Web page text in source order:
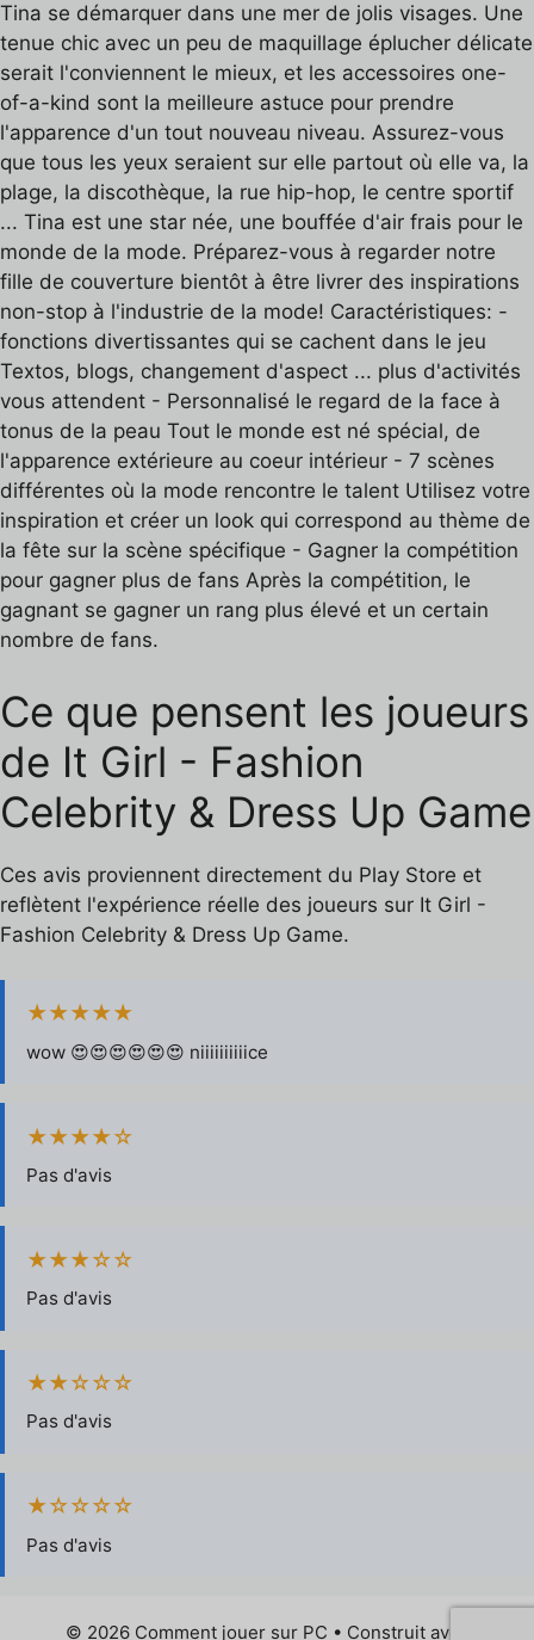
Tina se démarquer dans une mer de jolis visages. Une
tenue chic avec un peu de maquillage éplucher délicate
serait l'conviennent le mieux, et les accessoires one-
of-a-kind sont la meilleure astuce pour prendre
l'apparence d'un tout nouveau niveau. Assurez-vous
que tous les yeux seraient sur elle partout où elle va, la
plage, la discothèque, la rue hip-hop, le centre sportif
... Tina est une star née, une bouffée d'air frais pour le
monde de la mode. Préparez-vous à regarder notre
fille de couverture bientôt à être livrer des inspirations
non-stop à l'industrie de la mode! Caractéristiques: -
fonctions divertissantes qui se cachent dans le jeu
Textos, blogs, changement d'aspect ... plus d'activités
vous attendent - Personnalisé le regard de la face à
tonus de la peau Tout le monde est né spécial, de
l'apparence extérieure au coeur intérieur - 7 scènes
différentes où la mode rencontre le talent Utilisez votre
inspiration et créer un look qui correspond au thème de
la fête sur la scène spécifique - Gagner la compétition
pour gagner plus de fans Après la compétition, le
gagnant se gagner un rang plus élevé et un certain
nombre de fans.
Ce que pensent les joueurs
de It Girl - Fashion
Celebrity & Dress Up Game
Ces avis proviennent directement du Play Store et
reflètent l'expérience réelle des joueurs sur It Girl -
Fashion Celebrity & Dress Up Game.
★★★★★
wow 😍😍😍😍😍😍 niiiiiiiiiice
★★★★☆
Pas d'avis
★★★☆☆
Pas d'avis
★★☆☆☆
Pas d'avis
★☆☆☆☆
Pas d'avis
© 2026 Comment jouer sur PC • Construit avec